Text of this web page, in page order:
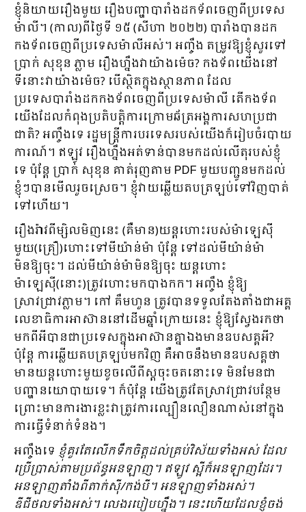
ខ្ញុំនិយាយរឿងមួយ រឿងបញ្ហាបារាំងដកទ័ពចេញពីប្រទេស
ម៉ាលី។ (កាល)ពីថ្ងៃទី ១៥ (សីហា ២០២២) បារាំងបានដក
កងទ័ពចេញពីប្រទេសម៉ាលីអស់។ អញ្ចឹង តម្រូវឱ្យខ្ញុំសួរទៅ
ប្រាក់ សុខុន ភ្លាម រឿងហ្នឹងវាយ៉ាងម៉េច? កងទ័ពយើងនៅ
ទីនោះវាយ៉ាងម៉េច? បើស្ថិតក្នុងស្ថានភាព ដែល
ប្រទេសបារាំងដកកងទ័ពចេញពីប្រទេសម៉ាលី តើកងទ័ព
យើងដែលកំពុងប្រតិបត្តិការក្រោមឆ័ត្រអង្គការសហប្រជា
ជាតិ? អញ្ចឹងទេ រដ្ឋមន្ត្រីការបរទេសរបស់យើងក៏រៀបចំរបាយ
ការណ៍។ ឥឡូវ រឿងហ្នឹងអត់ទាន់បានមកដល់លើតុរបស់ខ្ញុំ
ទេ ប៉ុន្តែ ប្រាក់ សុខុន គាត់រុញតាម PDF មួយបញ្ជូនមកដល់
ខ្ញុំៗបានមើលរួចស្រេច។ ខ្ញុំវាយឆ្លើយតបត្រឡប់ទៅវិញបាត់
ទៅហើយ។
រឿងរ៉ាវពីម្សិលមិញនេះ (គឺមាន)យន្តហោះរបស់ម៉ាឡេស៊ី
មួយ(គ្រឿ)ហោះទៅមីយ៉ាន់ម៉ា ប៉ុន្តែ ទៅដល់មីយ៉ាន់ម៉ា
មិនឱ្យចុះ។ ដល់មីយ៉ាន់ម៉ាមិនឱ្យចុះ យន្តហោះ
ម៉ាឡេស៊ី(នោះ)ត្រូវហោះមកបាងកក។ អញ្ចឹង ខ្ញុំឱ្យ
ស្រាវជ្រាវភ្លាម។ កៅ គឹមហួន ត្រូវបានទទួលតែងតាំងជាអគ្គ
លេខាធិការអាស៊ាននៅដើមឆ្នាំក្រោយនេះ ខ្ញុំឱ្យស្វែងរកថា
មកពីអីបានជាប្រទេសក្នុងអាស៊ានគ្នាឯងមានឧបសគ្គអី?
ប៉ុន្តែ ការឆ្លើយតបត្រឡប់មកវិញ គឺអាចនឹងមានឧបសគ្គថា
មានយន្តហោះមួយខូចលើពីស្តចុះចតនោះទេ មិនមែនជា
បញ្ហានយោបាយទេ។ ក៏ប៉ុន្តែ យើងត្រូវតែស្រាវជ្រាវបន្ថែម
ព្រោះមានការងារខ្លះវាត្រូវការល្បឿនលឿនណាស់នៅក្នុង
ការធ្វើទំនាក់ទំនង។
អញ្ចឹងទេ ខ្ញុំគួរតែលើកទឹកចិត្តដល់គ្រប់វិស័យទាំងអស់ ដែល
ប្រើប្រាស់តាមប្រព័ន្ធអនឡាញ។ ឥឡូវ ស្អីក៏អនឡាញដែរ។
អនឡាញតាំងពីតាក់ស៊ី/កង់បី។ អនឡាញទាំងអស់។
ឌីជីថលទាំងអស់។ លេងរបៀបហ្នឹង។ នេះហើយដែលខ្ញុំចង់